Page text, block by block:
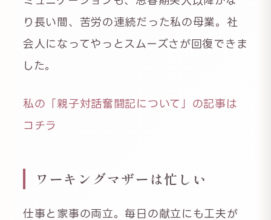
り長い間、苦労の連続だった私の母業。社
会人になってやっとスムーズさが回復できま
した。
私の「親子対話奮闘記について」の記事は
コチラ
ワーキングマザーは忙しい
仕事と家事の両立。毎日の献立にも工夫が